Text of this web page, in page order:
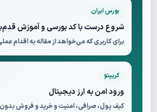
بورس ایران
شروع درست با کد بورسی و آموزش
برای کاربری که می‌خواهد از مقاله به اقدام
کریپتو
ورود امن به ارز دیجیتال
کیف پول، صرافی، امنیت و خرید و فروش